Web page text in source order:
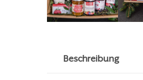
Beschreibung